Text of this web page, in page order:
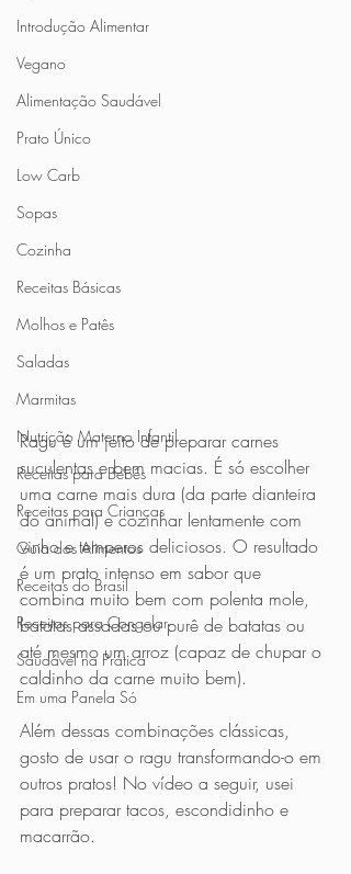
Introdução Alimentar
Vegano
Alimentação Saudável
Prato Único
Low Carb
Sopas
Cozinha
Receitas Básicas
Molhos e Patês
Saladas
Marmitas
Nutrição Materno Infantil
Receitas para Bebês
Receitas para Crianças
Guia dos Alimentos
Receitas do Brasil
Receitas para Congelar
Saudável na Prática
Em uma Panela Só
Ragu é um jeito de preparar carnes
suculentas e bem macias. É só escolher
uma carne mais dura (da parte dianteira
do animal) e cozinhar lentamente com
vinho e temperos deliciosos. O resultado
é um prato intenso em sabor que
combina muito bem com polenta mole,
batatas assadas ou purê de batatas ou
até mesmo um arroz (capaz de chupar o
caldinho da carne muito bem).
Além dessas combinações clássicas,
gosto de usar o ragu transformando-o em
outros pratos! No vídeo a seguir, usei
para preparar tacos, escondidinho e
macarrão.